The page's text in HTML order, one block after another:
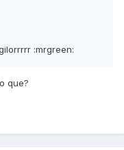
:mrgreen:
que?